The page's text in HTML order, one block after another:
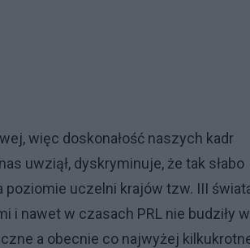
więc doskonałość naszych kadr
uwziął, dyskryminuje, że tak słabo
uczelni krajów tzw. III
i nawet w czasach PRL nie budziły w
a obecnie co najwyżej